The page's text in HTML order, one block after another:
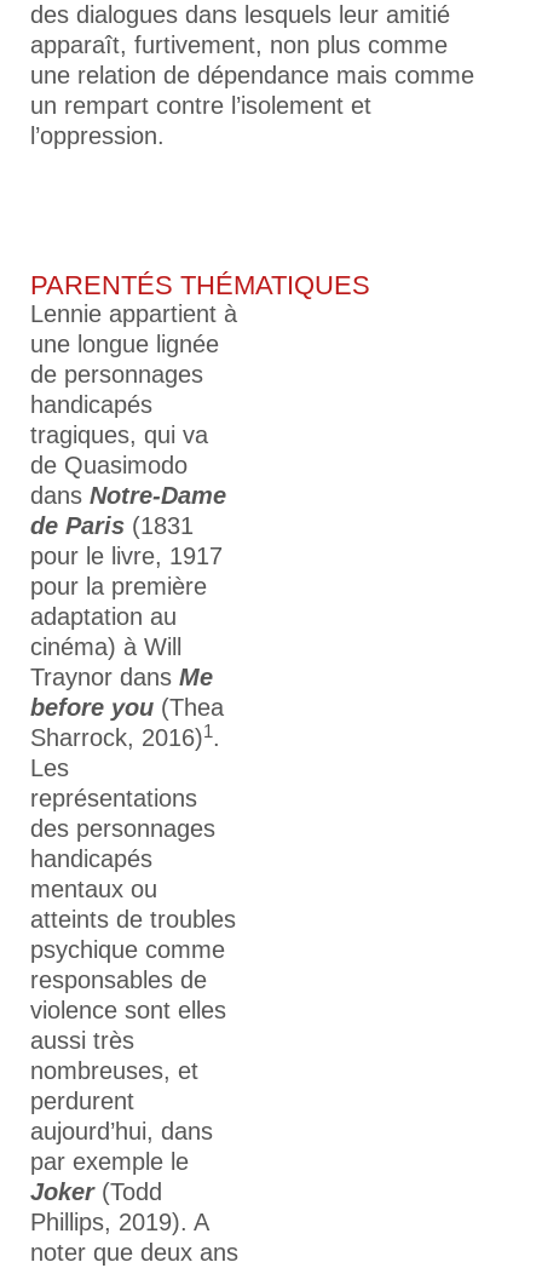
des dialogues dans lesquels leur amitié
apparaît, furtivement, non plus comme
une relation de dépendance mais comme
un rempart contre l’isolement et
l’oppression.
PARENTÉS THÉMATIQUES
Lennie appartient à
une longue lignée
de personnages
handicapés
tragiques, qui va
de Quasimodo
dans Notre-Dame
de Paris (1831
pour le livre, 1917
pour la première
adaptation au
cinéma) à Will
Traynor dans Me
before you (Thea
Sharrock, 2016)1.
Les
représentations
des personnages
handicapés
mentaux ou
atteints de troubles
psychique comme
responsables de
violence sont elles
aussi très
nombreuses, et
perdurent
aujourd’hui, dans
par exemple le
Joker (Todd
Phillips, 2019). A
noter que deux ans